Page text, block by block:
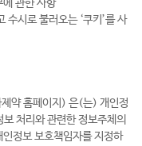
관한 사항
시로 불러오는 ‘쿠키’를 사
약 홈페이지) 은(는) 개인정
처리와 관련한 정보주체의
정보 보호책임자를 지정하